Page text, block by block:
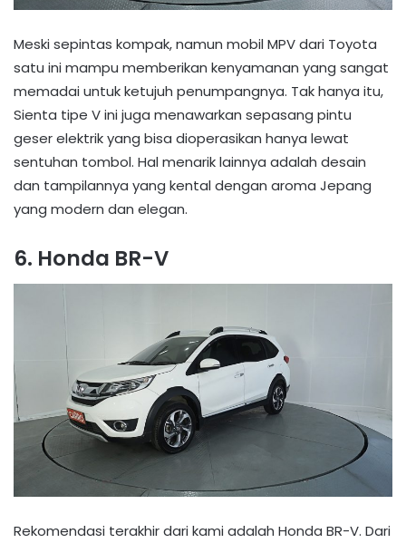
Meski sepintas kompak, namun mobil MPV dari Toyota
satu ini mampu memberikan kenyamanan yang sangat
memadai untuk ketujuh penumpangnya. Tak hanya itu,
Sienta tipe V ini juga menawarkan sepasang pintu
geser elektrik yang bisa dioperasikan hanya lewat
sentuhan tombol. Hal menarik lainnya adalah desain
dan tampilannya yang kental dengan aroma Jepang
yang modern dan elegan.
6. Honda BR-V
Rekomendasi terakhir dari kami adalah Honda BR-V. Dari